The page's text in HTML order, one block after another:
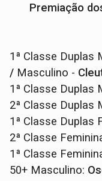
Premiação
1ª Classe Duplas
/ Masculino -
1ª Classe Duplas
2ª Classe Duplas
1ª Classe Duplas
2ª Classe
1ª Classe
50+ Masculino: